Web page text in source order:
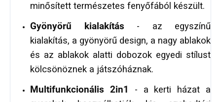
minősített természetes fenyőfából készült.
Gyönyörű kialakítás - az egyszínű
kialakítás, a gyönyörű design, a nagy ablakok
és az ablakok alatti dobozok egyedi stílust
kölcsönöznek a játszóháznak.
Multifunkcionális 2in1
- a kerti házat a